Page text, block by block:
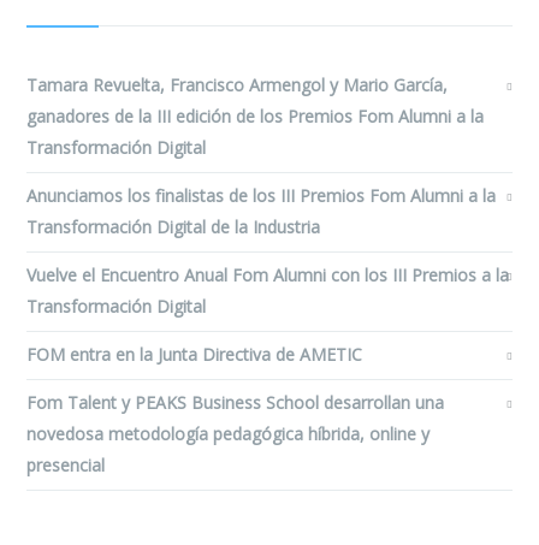
Tamara Revuelta, Francisco Armengol y Mario García,
ganadores de la III edición de los Premios Fom Alumni a la
Transformación Digital
Anunciamos los finalistas de los III Premios Fom Alumni a la
Transformación Digital de la Industria
Vuelve el Encuentro Anual Fom Alumni con los III Premios a la
Transformación Digital
FOM entra en la Junta Directiva de AMETIC
Fom Talent y PEAKS Business School desarrollan una
novedosa metodología pedagógica híbrida, online y
presencial